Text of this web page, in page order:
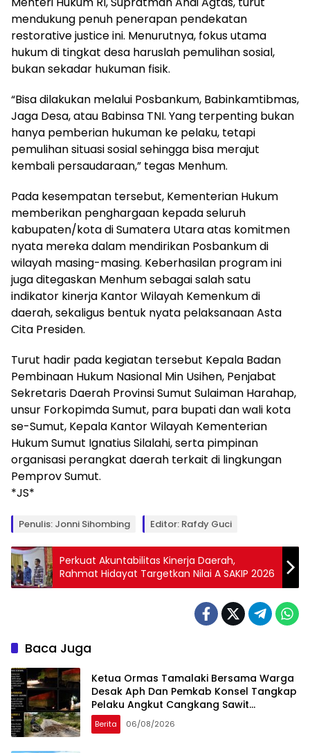
mendukung penuh penerapan pendekatan
restorative justice ini. Menurutnya, fokus utama
hukum di tingkat desa haruslah pemulihan sosial,
bukan sekadar hukuman fisik.
“Bisa dilakukan melalui Posbankum, Babinkamtibmas,
Jaga Desa, atau Babinsa TNI. Yang terpenting bukan
hanya pemberian hukuman ke pelaku, tetapi
pemulihan situasi sosial sehingga bisa merajut
kembali persaudaraan,” tegas Menhum.
Pada kesempatan tersebut, Kementerian Hukum
memberikan penghargaan kepada seluruh
kabupaten/kota di Sumatera Utara atas komitmen
nyata mereka dalam mendirikan Posbankum di
wilayah masing-masing. Keberhasilan program ini
juga ditegaskan Menhum sebagai salah satu
indikator kinerja Kantor Wilayah Kemenkum di
daerah, sekaligus bentuk nyata pelaksanaan Asta
Cita Presiden.
Turut hadir pada kegiatan tersebut Kepala Badan
Pembinaan Hukum Nasional Min Usihen, Penjabat
Sekretaris Daerah Provinsi Sumut Sulaiman Harahap,
unsur Forkopimda Sumut, para bupati dan wali kota
se-Sumut, Kepala Kantor Wilayah Kementerian
Hukum Sumut Ignatius Silalahi, serta pimpinan
organisasi perangkat daerah terkait di lingkungan
Pemprov Sumut.
*JS*
Penulis: Jonni Sihombing Editor: Rafdy Guci
Perkuat Akuntabilitas Kinerja Daerah,
Rahmat Hidayat Targetkan Nilai A SAKIP 2026
Baca Juga
Ketua Ormas Tamalaki Bersama Warga
Desak Aph Dan Pemkab Konsel Tangkap
Pelaku Angkut Cangkang Sawit
Overload, Truk PT KAP Melintas Jalan
Umum
Berita 06/08/2026